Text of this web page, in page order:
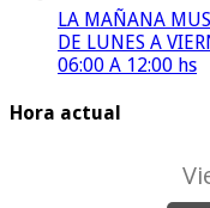
LA MAÑANA
DE LUNES A
06:00 A 12:00 hs
Hora actual